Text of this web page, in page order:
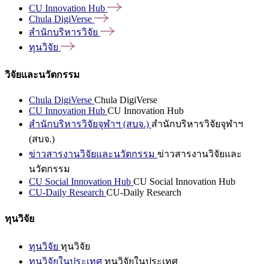
CU Innovation Hub
Chula DigiVerse
สำนักบริหารวิจัย
ทุนวิจัย
วิจัยและนวัตกรรม
Chula DigiVerse Chula DigiVerse
CU Innovation Hub CU Innovation Hub
สำนักบริหารวิจัยจุฬาฯ (สบจ.) สำนักบริหารวิจัยจุฬาฯ
(สบจ.)
ข่าวสารงานวิจัยและนวัตกรรม ข่าวสารงานวิจัยและ
นวัตกรรม
CU Social Innovation Hub CU Social Innovation Hub
CU-Daily Research CU-Daily Research
ทุนวิจัย
ทุนวิจัย ทุนวิจัย
ทุนวิจัยในประเทศ ทุนวิจัยในประเทศ